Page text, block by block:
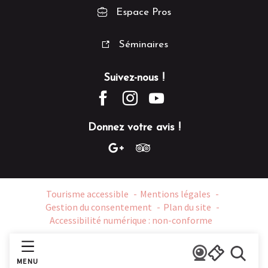
MENU
Suivez-nous !
Donnez votre avis !
Espace Pros
Séminaires
Tourisme accessible
Mentions légales
Gestion du consentement
Plan du site
Accessibilité numérique : non-conforme